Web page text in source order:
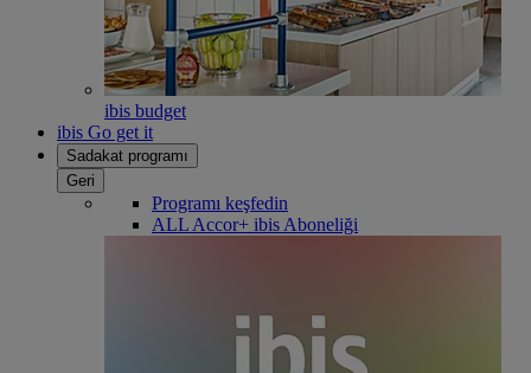
ibis budget
ibis Go get it
Sadakat programı
Geri
Programı keşfedin
ALL Accor+ ibis Aboneliği